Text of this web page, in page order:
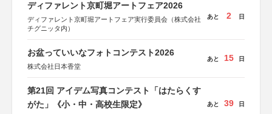
ディファレント京町堀アートフェア2026
ディファレント京町堀アートフェア実行委員会（株式会社
チグニッタ内）
あと 2 日
お盆っていいなフォトコンテスト2026
株式会社日本香堂
あと 15 日
第21回 アイデム写真コンテスト「はたらくす
がた」《小・中・高校生限定》
あと 39 日